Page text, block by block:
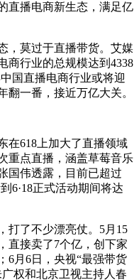
直播电商新生态，满足亿
莫过于直播带货。艾媒
商行业的总规模达到4338
国直播电商行业或将迎
翻一番，接近万亿大关。
618上加大了直播领域
重点直播，涵盖草莓音乐
国伟透露，目前已超过
6·18正式活动期间将达
了不少漂亮仗。5月15
直接卖了7个亿，创下家
6月6日，央视“最强带货
权和北京卫视主持人春